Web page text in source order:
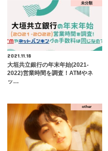
未分類
2021.11.18
大垣共立銀行の年末年始(2021-
2022)営業時間を調査！ATMやネ
ッ…
other